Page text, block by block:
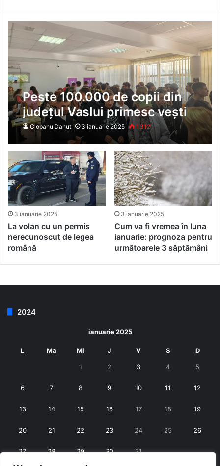
Peste 100.000 de copii din
județul Vaslui primesc vești
proaste! Alocațiile nu se vor
mai indexa cu rata inflației
Ciobanu Danut 3 ianuarie 2025 1.312
3 ianuarie 2025
La volan cu un permis
nerecunoscut de legea
română
3 ianuarie 2025
Cum va fi vremea în luna
ianuarie: prognoza pentru
următoarele 3 săptămâni
2024
ianuarie 2025
L Ma Mi J V S D
1 2 3 4 5
6 7 8 9 10 11 12
13 14 15 16 17 18 19
20 21 22 23 24 25 26
27 28 29 30 31